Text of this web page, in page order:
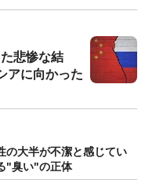
悲惨な結
アに向かった
の大半が不潔と感じてい
"臭い"の正体